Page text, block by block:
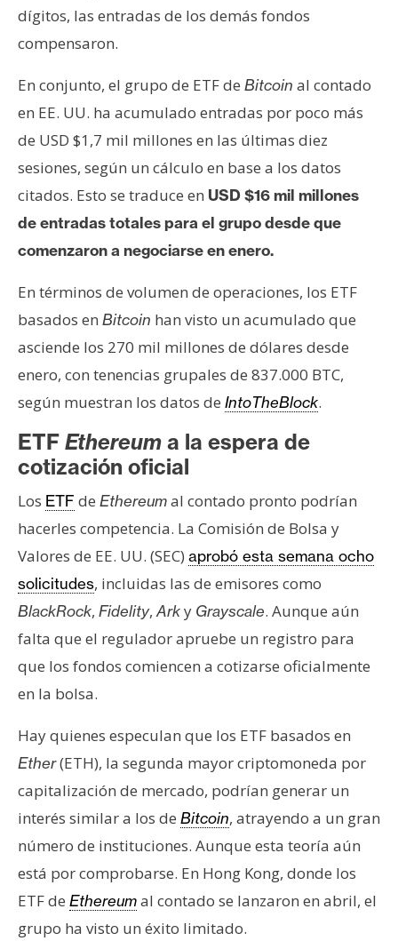
c
i
a
d
dígitos, las entradas de los demás fondos
compensaron.
En conjunto, el grupo de ETF de Bitcoin al contado
en EE. UU. ha acumulado entradas por poco más
de USD $1,7 mil millones en las últimas diez
sesiones, según un cálculo en base a los datos
citados. Esto se traduce en USD $16 mil millones
de entradas totales para el grupo desde que
comenzaron a negociarse en enero.
En términos de volumen de operaciones, los ETF
basados en Bitcoin han visto un acumulado que
asciende los 270 mil millones de dólares desde
enero, con tenencias grupales de 837.000 BTC,
según muestran los datos de IntoTheBlock.
ETF Ethereum a la espera de
cotización oficial
Los ETF de Ethereumal contado pronto podrían
hacerles competencia. La Comisión de Bolsa y
Valores de EE. UU. (SEC) aprobó esta semana ocho
solicitudes, incluidas las de emisores como
BlackRock, Fidelity,Arky Grayscale. Aunque aún
falta que el regulador apruebe un registro para
que los fondos comiencen a cotizarse oficialmente
en la bolsa.
Hay quienes especulan que los ETF basados en
Ether(ETH), la segunda mayor criptomoneda por
capitalización de mercado, podrían generar un
interés similar a los de Bitcoin, atrayendo a un gran
número de instituciones. Aunque esta teoría aún
está por comprobarse. En Hong Kong, donde los
ETF de Ethereumal contado se lanzaron en abril, el
grupo ha visto un éxito limitado.